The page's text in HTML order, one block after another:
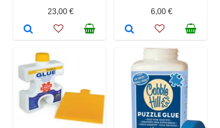
23,00 €
6,00 €